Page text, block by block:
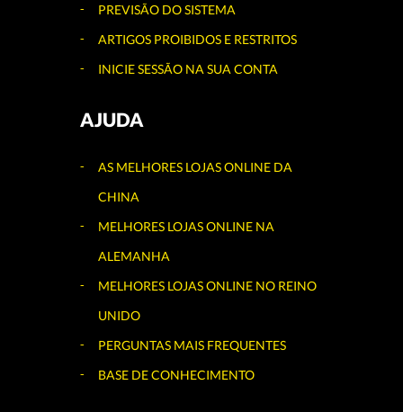
PREVISÃO DO SISTEMA
ARTIGOS PROIBIDOS E RESTRITOS
INICIE SESSÃO NA SUA CONTA
AJUDA
AS MELHORES LOJAS ONLINE DA
CHINA
MELHORES LOJAS ONLINE NA
ALEMANHA
MELHORES LOJAS ONLINE NO REINO
UNIDO
PERGUNTAS MAIS FREQUENTES
BASE DE CONHECIMENTO